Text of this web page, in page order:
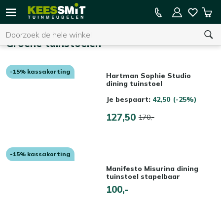
Kees
Tuinmeubelen
U heeft geen product(en) in uw winkelwagen.
15% kassakorting op de hele collectie
Groene tuinstoelen
-15% kassakorting
Hartman Sophie Studio
dining tuinstoel
Je bespaart: 42,50 (-25%)
127,50 170,-
-15% kassakorting
Manifesto Misurina dining
tuinstoel stapelbaar
100,-